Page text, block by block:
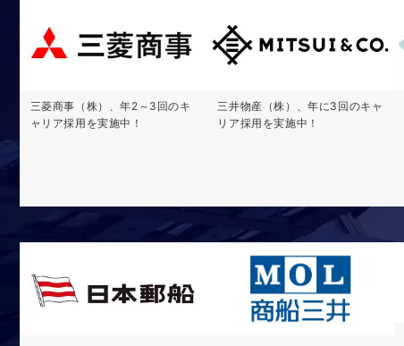
三菱商事（株）、年2～3回のキ
ャリア採用を実施中！
三井物産（株）、年に3回のキャ
リア採用を実施中！